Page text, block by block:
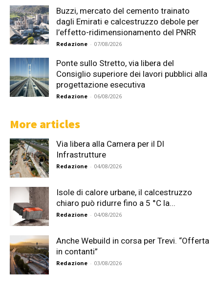
Buzzi, mercato del cemento trainato
dagli Emirati e calcestruzzo debole per
l’effetto-ridimensionamento del PNRR
Redazione - 07/08/2026
Ponte sullo Stretto, via libera del
Consiglio superiore dei lavori pubblici alla
progettazione esecutiva
Redazione - 06/08/2026
More articles
Via libera alla Camera per il Dl
Infrastrutture
Redazione - 04/08/2026
Isole di calore urbane, il calcestruzzo
chiaro può ridurre fino a 5 °C la...
Redazione - 04/08/2026
Anche Webuild in corsa per Trevi. “Offerta
in contanti”
Redazione - 03/08/2026